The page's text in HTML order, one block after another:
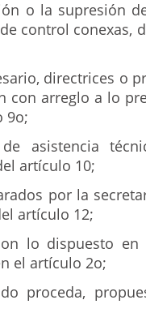
o la supresión
control conexas,
directrices o
con arreglo a lo
9o;
asistencia
artículo 10;
por la
artículo 12;
lo dispuesto
el artículo 2o;
proceda,